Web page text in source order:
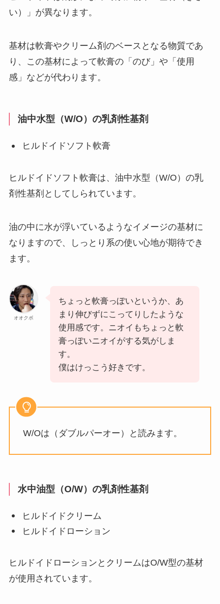
い）」が異なります。
基材は軟膏やクリーム剤のベースとなる物質であ
り、この基材によって軟膏の「のび」や「使用
感」などが代わります。
油中水型（W/O）の乳剤性基剤
ヒルドイドソフト軟膏
ヒルドイドソフト軟膏は、油中水型（W/O）の乳
剤性基剤としてしられています。
油の中に水が浮いているようなイメージの基材に
なりますので、しっとり系の使い心地が期待でき
ます。
オオクボ
ちょっと軟膏っぽいというか、あ
まり伸びずにこってりしたような
使用感です。ニオイもちょっと軟
膏っぽいニオイがする気がしま
す。
僕はけっこう好きです。
W/Oは（ダブルパーオー）と読みます。
水中油型（O/W）の乳剤性基剤
ヒルドイドクリーム
ヒルドイドローション
ヒルドイドローションとクリームはO/W型の基材
が使用されています。